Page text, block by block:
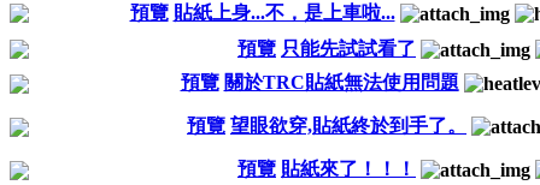
預覽 貼紙上身...不，是上車啦...
預覽 只能先試試看了
預覽 關於TRC貼紙無法使用問題
預覽 望眼欲穿,貼紙終於到手了。
預覽 貼紙來了！！！